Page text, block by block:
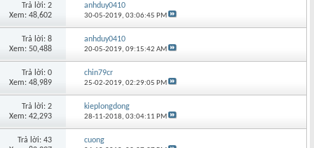
Trả lời: 2
Xem: 48,602
anhduy0410
30-05-2019,03:06:45 PM
Trả lời: 8
Xem: 50,488
anhduy0410
20-05-2019,09:15:42 AM
Trả lời: 0
Xem: 48,989
chin79cr
25-02-2019,02:29:05 PM
Trả lời: 2
Xem: 42,293
kieplongdong
28-11-2018,03:04:11 PM
Trả lời: 43
cuong